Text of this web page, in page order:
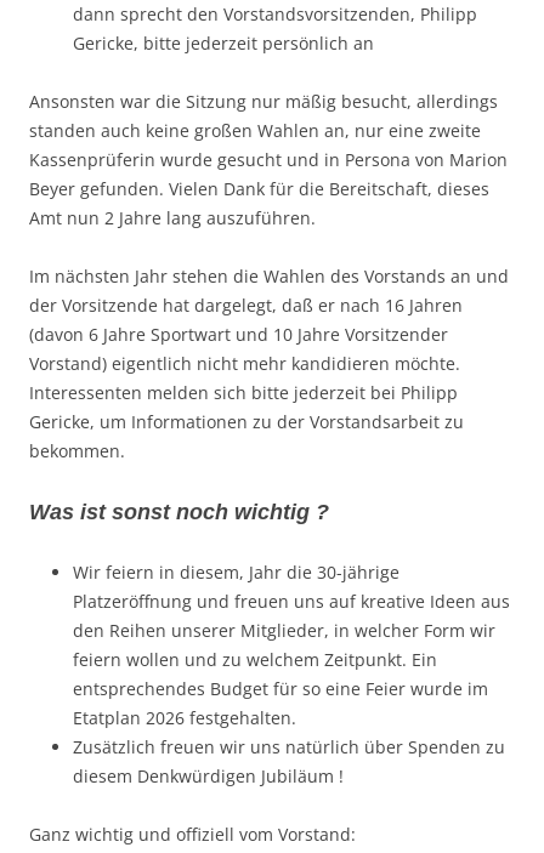
dann sprecht den Vorstandsvorsitzenden, Philipp
Gericke, bitte jederzeit persönlich an
Ansonsten war die Sitzung nur mäßig besucht, allerdings
standen auch keine großen Wahlen an, nur eine zweite
Kassenprüferin wurde gesucht und in Persona von Marion
Beyer gefunden. Vielen Dank für die Bereitschaft, dieses
Amt nun 2 Jahre lang auszuführen.
Im nächsten Jahr stehen die Wahlen des Vorstands an und
der Vorsitzende hat dargelegt, daß er nach 16 Jahren
(davon 6 Jahre Sportwart und 10 Jahre Vorsitzender
Vorstand) eigentlich nicht mehr kandidieren möchte.
Interessenten melden sich bitte jederzeit bei Philipp
Gericke, um Informationen zu der Vorstandsarbeit zu
bekommen.
Was ist sonst noch wichtig ?
Wir feiern in diesem, Jahr die 30-jährige
Platzeröffnung und freuen uns auf kreative Ideen aus
den Reihen unserer Mitglieder, in welcher Form wir
feiern wollen und zu welchem Zeitpunkt. Ein
entsprechendes Budget für so eine Feier wurde im
Etatplan 2026 festgehalten.
Zusätzlich freuen wir uns natürlich über Spenden zu
diesem Denkwürdigen Jubiläum !
Ganz wichtig und offiziell vom Vorstand: